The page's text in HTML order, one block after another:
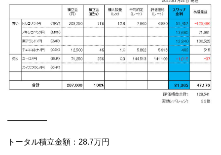
—————
トータル積立金額：28.7万円